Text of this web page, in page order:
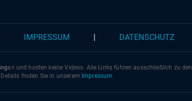
IMPRESSUM DATENSCHUTZ
an und hosten keine Videos. Alle Links führen ausschließlich zu den
Details finden Sie in unserem Impressum.